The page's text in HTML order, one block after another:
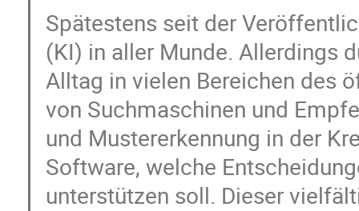
Spätestens seit der
(KI) in aller Munde. Allerdings
Alltag in vielen Bereichen des
von Suchmaschinen und
und Mustererkennung in der
Software, welche
unterstützen soll. Dieser